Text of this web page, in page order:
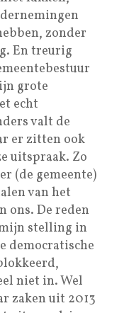
zonder
En treurig
grote
echt
valt de
er zitten ook
uitspraak. Zo
(de gemeente)
van het
ons. De reden
stelling in
democratische
niet in. Wel
zaken uit 2013